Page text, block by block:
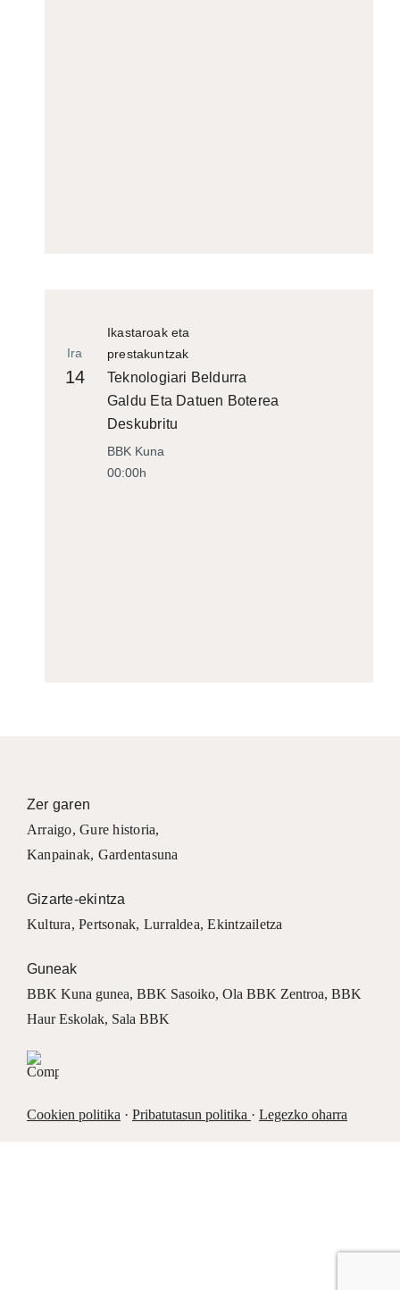
Ikastaroak eta
prestakuntzak
Ira
14
Teknologiari Beldurra
Galdu Eta Datuen Boterea
Deskubritu
BBK Kuna
00:00h
Zer garen
Arraigo,Gure historia,
Kanpainak, Gardentasuna
Gizarte-ekintza
Kultura,Pertsonak, Lurraldea,Ekintzailetza
Guneak
BBK Kuna gunea, BBK Sasoiko, Ola BBK Zentroa, BBK
Haur Eskolak, Sala BBK
Cookien politika· Pribatutasun politika · Legezko oharra